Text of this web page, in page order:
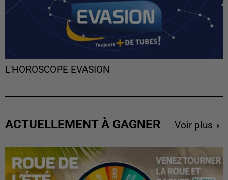
L'HOROSCOPE EVASION
ACTUELLEMENT À GAGNER Voir plus